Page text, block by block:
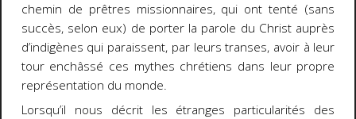
chemin de prêtres missionnaires, qui ont tenté (sans
succès, selon eux) de porter la parole du Christ auprès
d’indigènes qui paraissent, par leurs transes, avoir à leur
tour enchâssé ces mythes chrétiens dans leur propre
représentation du monde.
Lorsqu’il nous décrit les étranges particularités des